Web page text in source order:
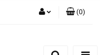
(0)